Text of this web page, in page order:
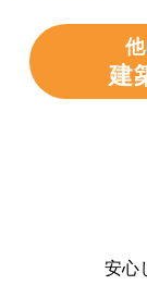
建
安心